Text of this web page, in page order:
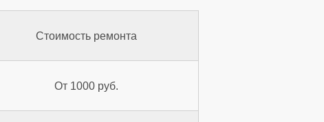
Стоимость ремонта
От 1000 руб.